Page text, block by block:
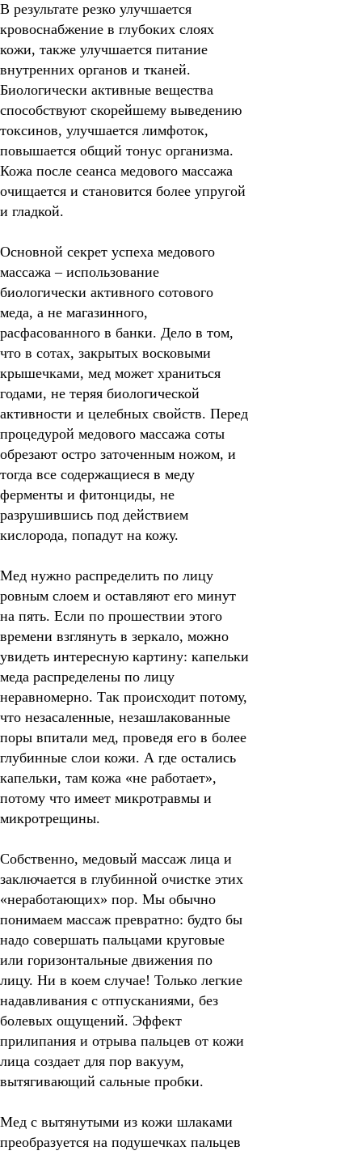
В результате резко улучшается
кровоснабжение в глубоких слоях
кожи, также улучшается питание
внутренних органов и тканей.
Биологически активные вещества
способствуют скорейшему выведению
токсинов, улучшается лимфоток,
повышается общий тонус организма.
Кожа после сеанса медового массажа
очищается и становится более упругой
и гладкой.
Основной секрет успеха медового
массажа – использование
биологически активного сотового
меда, а не магазинного,
расфасованного в банки. Дело в том,
что в сотах, закрытых восковыми
крышечками, мед может храниться
годами, не теряя биологической
активности и целебных свойств. Перед
процедурой медового массажа соты
обрезают остро заточенным ножом, и
тогда все содержащиеся в меду
ферменты и фитонциды, не
разрушившись под действием
кислорода, попадут на кожу.
Мед нужно распределить по лицу
ровным слоем и оставляют его минут
на пять. Если по прошествии этого
времени взглянуть в зеркало, можно
увидеть интересную картину: капельки
меда распределены по лицу
неравномерно. Так происходит потому,
что незасаленные, незашлакованные
поры впитали мед, проведя его в более
глубинные слои кожи. А где остались
капельки, там кожа «не работает»,
потому что имеет микротравмы и
микротрещины.
Собственно, медовый массаж лица и
заключается в глубинной очистке этих
«неработающих» пор. Мы обычно
понимаем массаж превратно: будто бы
надо совершать пальцами круговые
или горизонтальные движения по
лицу. Ни в коем случае! Только легкие
надавливания с отпусканиями, без
болевых ощущений. Эффект
прилипания и отрыва пальцев от кожи
лица создает для пор вакуум,
вытягивающий сальные пробки.
Мед с вытянутыми из кожи шлаками
преобразуется на подушечках пальцев